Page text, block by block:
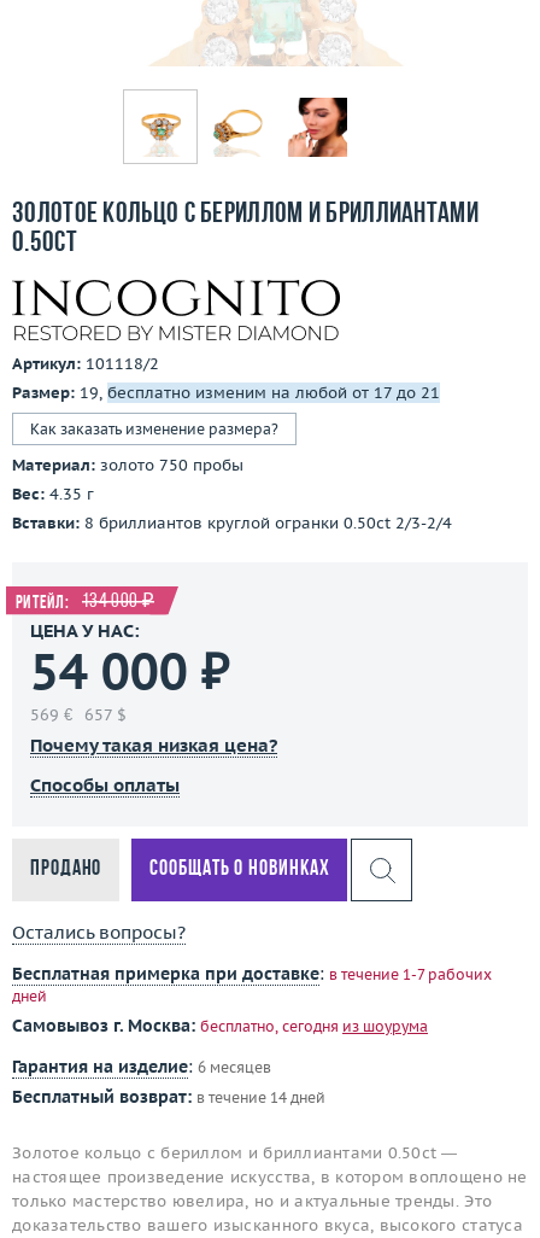
Бесплатная доставка
Покупка и оплата
Контакты
3D-тур по шоуруму
Золотое кольцо с бериллом и бриллиантами
0.50ct
Артикул: 101118/2
Размер: 19, бесплатно изменим на любой от 17 до 21
Как заказать изменение размера?
Материал: золото 750 пробы
Вес: 4.35 г
Вставки: 8 бриллиантов круглой огранки 0.50ct 2/3-2/4
Ритейл: 134 000 ₽
ЦЕНА У НАС:
54 000 ₽
569 € 657 $
Почему такая низкая цена?
Способы оплаты
Продано Сообщать о новинках
Остались вопросы?
Бесплатная примерка при доставке: в течение 1-7 рабочих
дней
Самовывоз г. Москва: бесплатно, сегодня из шоурума
Гарантия на изделие: 6 месяцев
Бесплатный возврат: в течение 14 дней
Золотое кольцо с бериллом и бриллиантами 0.50ct —
настоящее произведение искусства, в котором воплощено не
только мастерство ювелира, но и актуальные тренды. Это
доказательство вашего изысканного вкуса, высокого статуса